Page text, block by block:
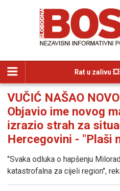
Rat u zalivu 💥
VUČIĆ NAŠAO
Objavio ime novog
izrazio strah za
Hercegovini - "Plaši
"Svaka odluka o hapšenju
katastrofalna za cijeli region",